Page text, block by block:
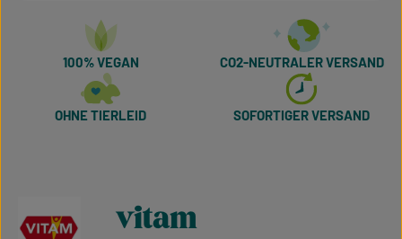
100% VEGAN CO2-NEUTRALER VERSAND
OHNE TIERLEID SOFORTIGER VERSAND
vitam